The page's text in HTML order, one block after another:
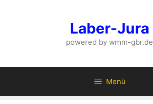
Laber-Jura
powered by wmm-gbr.de
Menü